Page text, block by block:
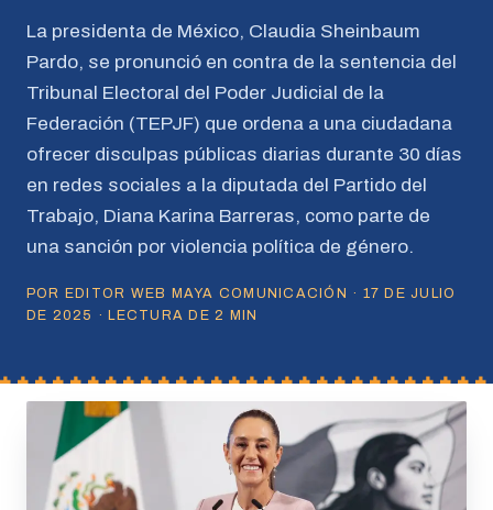
La presidenta de México, Claudia Sheinbaum
Pardo, se pronunció en contra de la sentencia del
Tribunal Electoral del Poder Judicial de la
Federación (TEPJF) que ordena a una ciudadana
ofrecer disculpas públicas diarias durante 30 días
en redes sociales a la diputada del Partido del
Trabajo, Diana Karina Barreras, como parte de
una sanción por violencia política de género.
POR EDITOR WEB MAYA COMUNICACIÓN · 17 DE JULIO
DE 2025 · LECTURA DE 2 MIN